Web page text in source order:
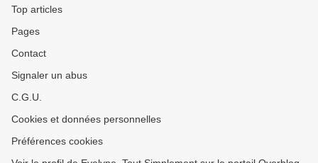
Top articles
Pages
Contact
Signaler un abus
C.G.U.
Cookies et données personnelles
Préférences cookies